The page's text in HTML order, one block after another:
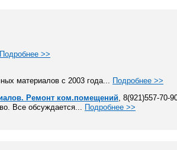
Подробнее >>
материалов с 2003 года... Подробнее >>
Ремонт ком.помещений, 8(921)557-70-
Все обсуждается... Подробнее >>